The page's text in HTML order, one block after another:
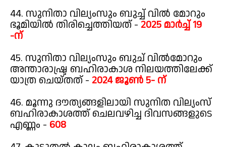
44. സുനിതാ വില്യംസും ബുച്ച് വിൽ മോറും
ഭൂമിയിൽ തിരിച്ചെത്തിയത് - 2025 മാർച്ച് 19
-ന്
45. സുനിതാ വില്യംസും ബുച് വിൽമോറും
അന്താരാഷ്ട്ര ബഹിരാകാശ നിലയത്തിലേക്ക്
യാത്ര ചെയ്തത് - 2024 ജൂൺ 5- ന്
46. മൂന്നു ദൗത്യങ്ങളിലായി സുനിത വില്യംസ്
ബഹിരാകാശത്ത് ചെലവഴിച്ച ദിവസങ്ങളുടെ
എണ്ണം - 608